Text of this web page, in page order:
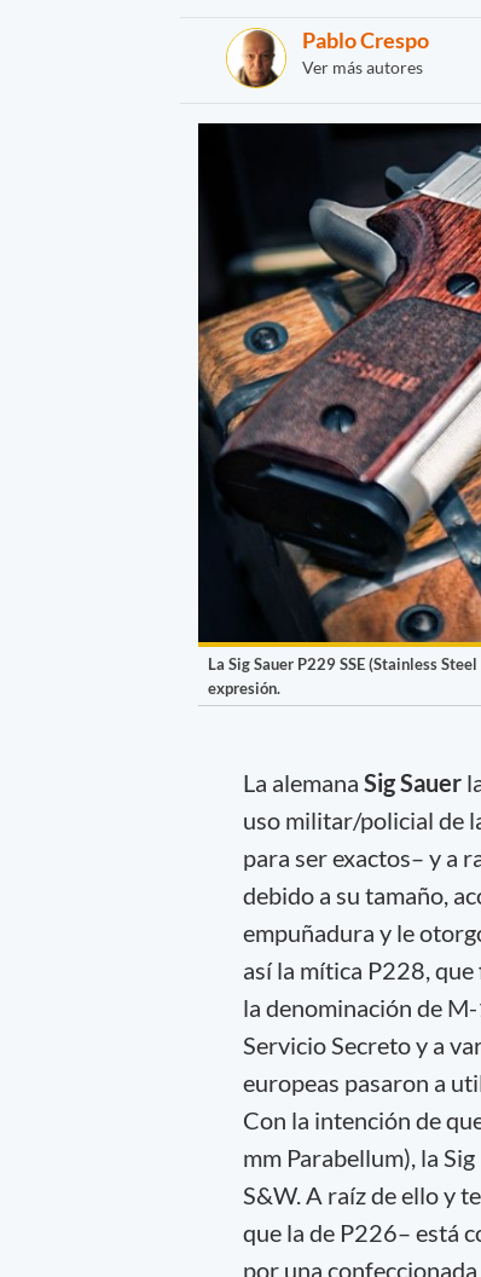
Pablo Crespo
Ver más autores
La Sig Sauer P229 SSE (Stainless
expresión.
La alemana Sig Sauer
uso militar/policial de
para ser exactos– y a
debido a su tamaño,
empuñadura y le
así la mítica P228,
la denominación de
Servicio Secreto y a
europeas pasaron a
Con la intención de
mm Parabellum), la
S&W. A raíz de ello y
que la de P226– está
por una